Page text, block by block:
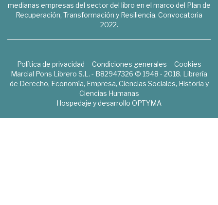
medianas empresas del sector del libro en el marco del Plan de
Recuperación, Transformación y Resiliencia. Convocatoria
2022.
Política de privacidad Condiciones generales
Cookies
Marcial Pons Librero S.L. - B82947326 © 1948 - 2018. Librería
de Derecho, Economía, Empresa, Ciencias Sociales, Historia y
Ciencias Humanas
Hospedaje y desarrollo OPTYMA